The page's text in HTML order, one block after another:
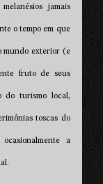
jamais
o tempo em que
mundo exterior (e
fruto de seus
do turismo local,
toscas do
a